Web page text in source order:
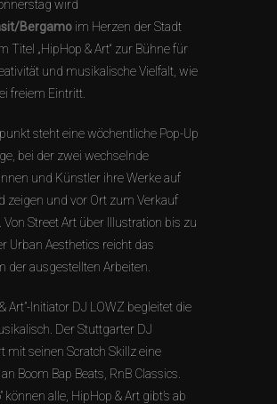
wird
Bergamo im Herzen der Stadt
Titel „HipHop & Art“ zur Bühne für
und musikalische Vielfalt, wie
freiem Eintritt.
steht eine wöchentliche Pop-Up
bei der zwei wechselnde
und Künstler ihre Werke auf
zeigen und vor Ort zum Verkauf
Von Street Art über Illustration bis zu
Urban Aesthetics reicht das
der ausgestellten Arbeiten.
Art”-Initiator DJ LOWZ begleitet die
Der Stuttgarter DJ
mit seinen Scratch Skillz eine
Boom Bap Beats, RnB Classics.
können alle, HipHop & Art gibt’s ab